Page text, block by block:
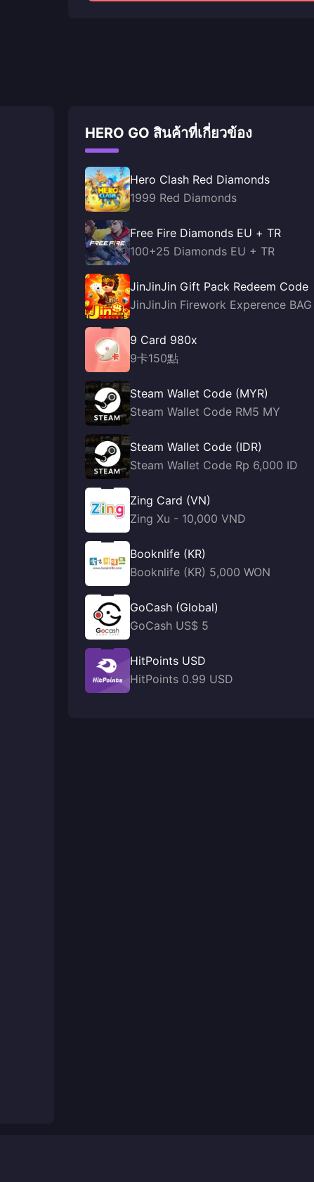
HERO GO สินค้าที่เกี่ยวข้อง
Hero Clash Red Diamonds
1999 Red Diamonds
Free Fire Diamonds EU + TR
100+25 Diamonds EU + TR
JinJinJin Gift Pack Redeem Code
JinJinJin Firework Experence BAG
9 Card 980x
9卡150點
Steam Wallet Code (MYR)
Steam Wallet Code RM5 MY
Steam Wallet Code (IDR)
Steam Wallet Code Rp 6,000 ID
Zing Card (VN)
Zing Xu - 10,000 VND
Booknlife (KR)
Booknlife (KR) 5,000 WON
GoCash (Global)
GoCash US$ 5
HitPoints USD
HitPoints 0.99 USD